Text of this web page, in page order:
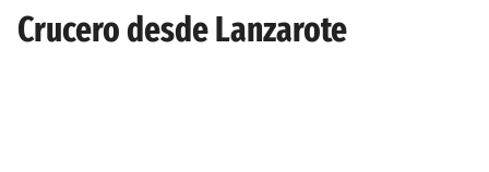
Crucero desde Lanzarote